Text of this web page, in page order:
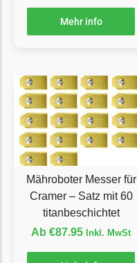
LawnBott
LawnBott Messer
Lizard
Lizard Messer
Begrenzungsdraht
LUX-Tools
LUX-Tools Messer
Begrenzungsdraht
Mammotion
Mammotion Messer
Mehr info
Mähroboter Messer für
Cramer – Satz mit 60
titanbeschichtet
Ab €87.95 Inkl. MwSt